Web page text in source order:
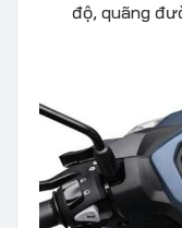
độ, quãng